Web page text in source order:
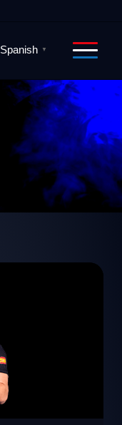
Spanish ▼